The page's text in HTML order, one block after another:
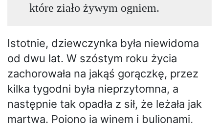
które ziało żywym ogniem.
Istotnie, dziewczynka była niewidoma
od dwu lat. W szóstym roku życia
zachorowała na jakąś gorączkę, przez
kilka tygodni była nieprzytomna, a
następnie tak opadła z sił, że leżała jak
martwa. Pojono ją winem i bulionami,